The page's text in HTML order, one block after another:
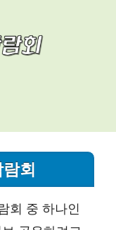
회
회 중 하나인